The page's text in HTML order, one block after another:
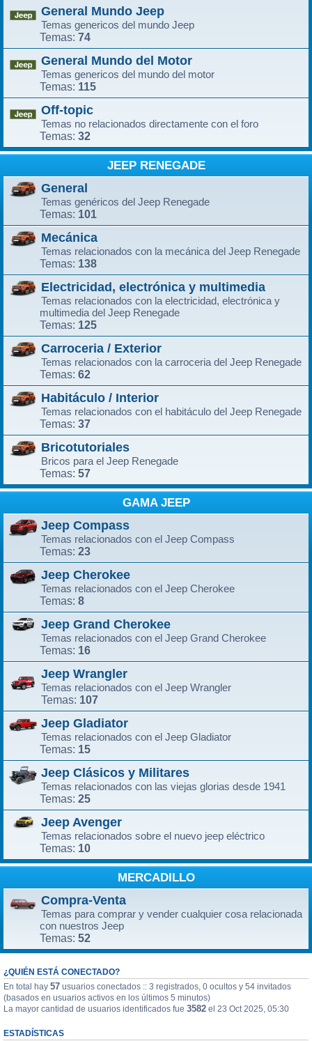
General Mundo Jeep
Temas genericos del mundo Jeep
Temas: 74
General Mundo del Motor
Temas genericos del mundo del motor
Temas: 115
Off-topic
Temas no relacionados directamente con el foro
Temas: 32
JEEP RENEGADE
General
Temas genéricos del Jeep Renegade
Temas: 101
Mecánica
Temas relacionados con la mecánica del Jeep Renegade
Temas: 138
Electricidad, electrónica y multimedia
Temas relacionados con la electricidad, electrónica y
multimedia del Jeep Renegade
Temas: 125
Carroceria / Exterior
Temas relacionados con la carroceria del Jeep Renegade
Temas: 62
Habitáculo / Interior
Temas relacionados con el habitáculo del Jeep Renegade
Temas: 37
Bricotutoriales
Bricos para el Jeep Renegade
Temas: 57
GAMA JEEP
Jeep Compass
Temas relacionados con el Jeep Compass
Temas: 23
Jeep Cherokee
Temas relacionados con el Jeep Cherokee
Temas: 8
Jeep Grand Cherokee
Temas relacionados con el Jeep Grand Cherokee
Temas: 16
Jeep Wrangler
Temas relacionados con el Jeep Wrangler
Temas: 107
Jeep Gladiator
Temas relacionados con el Jeep Gladiator
Temas: 15
Jeep Clásicos y Militares
Temas relacionados con las viejas glorias desde 1941
Temas: 25
Jeep Avenger
Temas relacionados sobre el nuevo jeep eléctrico
Temas: 10
MERCADILLO
Compra-Venta
Temas para comprar y vender cualquier cosa relacionada
con nuestros Jeep
Temas: 52
¿QUIÉN ESTÁ CONECTADO?
En total hay 57 usuarios conectados :: 3 registrados, 0 ocultos y 54 invitados
(basados en usuarios activos en los últimos 5 minutos)
La mayor cantidad de usuarios identificados fue 3582 el 23 Oct 2025, 05:30
ESTADÍSTICAS